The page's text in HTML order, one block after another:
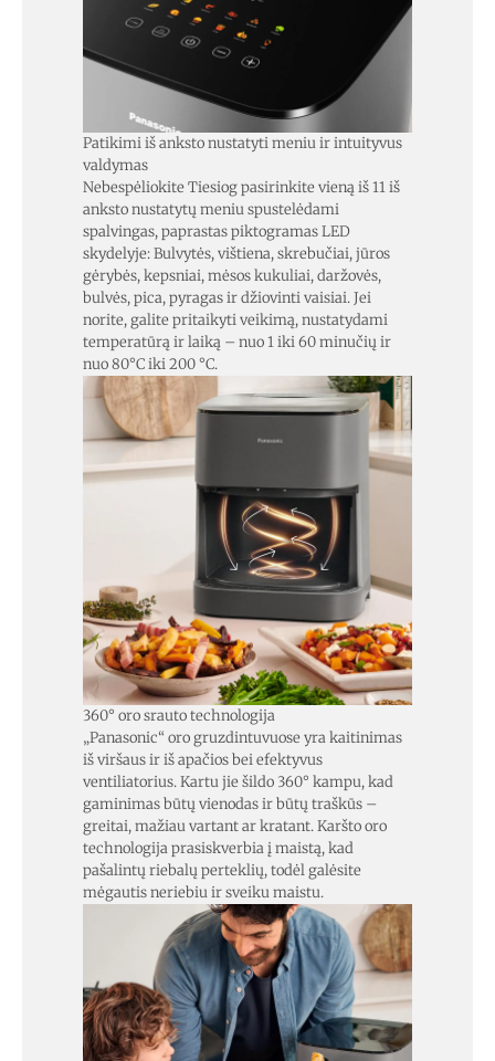
Patikimi iš anksto nustatyti meniu ir intuityvus
valdymas
Nebespėliokite Tiesiog pasirinkite vieną iš 11 iš
anksto nustatytų meniu spustelėdami
spalvingas, paprastas piktogramas LED
skydelyje: Bulvytės, vištiena, skrebučiai, jūros
gėrybės, kepsniai, mėsos kukuliai, daržovės,
bulvės, pica, pyragas ir džiovinti vaisiai. Jei
norite, galite pritaikyti veikimą, nustatydami
temperatūrą ir laiką – nuo 1 iki 60 minučių ir
nuo 80°C iki 200 °C.
360° oro srauto technologija
„Panasonic“ oro gruzdintuvuose yra kaitinimas
iš viršaus ir iš apačios bei efektyvus
ventiliatorius. Kartu jie šildo 360° kampu, kad
gaminimas būtų vienodas ir būtų traškūs –
greitai, mažiau vartant ar kratant. Karšto oro
technologija prasiskverbia į maistą, kad
pašalintų riebalų perteklių, todėl galėsite
mėgautis neriebiu ir sveiku maistu.